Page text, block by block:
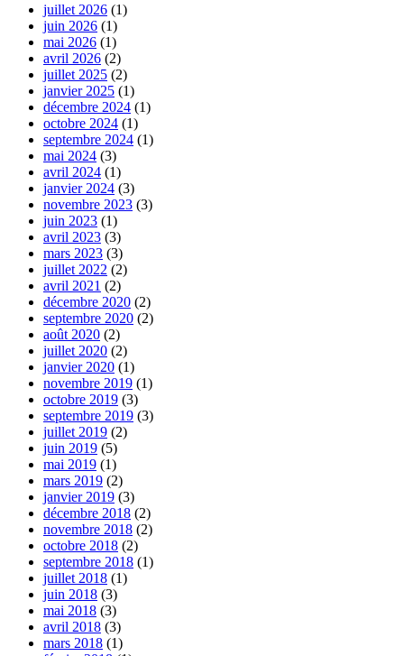
juillet 2026 (1)
juin 2026 (1)
mai 2026 (1)
avril 2026 (2)
juillet 2025 (2)
janvier 2025 (1)
décembre 2024 (1)
octobre 2024 (1)
septembre 2024 (1)
mai 2024 (3)
avril 2024 (1)
janvier 2024 (3)
novembre 2023 (3)
juin 2023 (1)
avril 2023 (3)
mars 2023 (3)
juillet 2022 (2)
avril 2021 (2)
décembre 2020 (2)
septembre 2020 (2)
août 2020 (2)
juillet 2020 (2)
janvier 2020 (1)
novembre 2019 (1)
octobre 2019 (3)
septembre 2019 (3)
juillet 2019 (2)
juin 2019 (5)
mai 2019 (1)
mars 2019 (2)
janvier 2019 (3)
décembre 2018 (2)
novembre 2018 (2)
octobre 2018 (2)
septembre 2018 (1)
juillet 2018 (1)
juin 2018 (3)
mai 2018 (3)
avril 2018 (3)
mars 2018 (1)